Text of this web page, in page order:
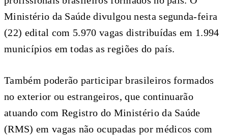
Ministério da Saúde divulgou nesta segunda-feira
(22) edital com 5.970 vagas distribuídas em 1.994
municípios em todas as regiões do país.
Também poderão participar brasileiros formados
no exterior ou estrangeiros, que continuarão
atuando com Registro do Ministério da Saúde
(RMS) em vagas não ocupadas por médicos com